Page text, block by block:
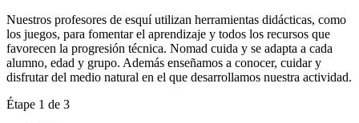
Nuestros profesores de esquí utilizan herramientas didácticas, como
los juegos, para fomentar el aprendizaje y todos los recursos que
favorecen la progresión técnica. Nomad cuida y se adapta a cada
alumno, edad y grupo. Además enseñamos a conocer, cuidar y
disfrutar del medio natural en el que desarrollamos nuestra actividad.
Étape 1 de 3